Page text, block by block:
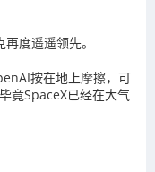
度遥遥领先。
按在地上摩擦，可
竟SpaceX已经在大气